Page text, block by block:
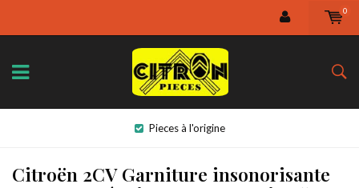
0
Pieces à l'origine
Citroën 2CV Garniture insonorisante